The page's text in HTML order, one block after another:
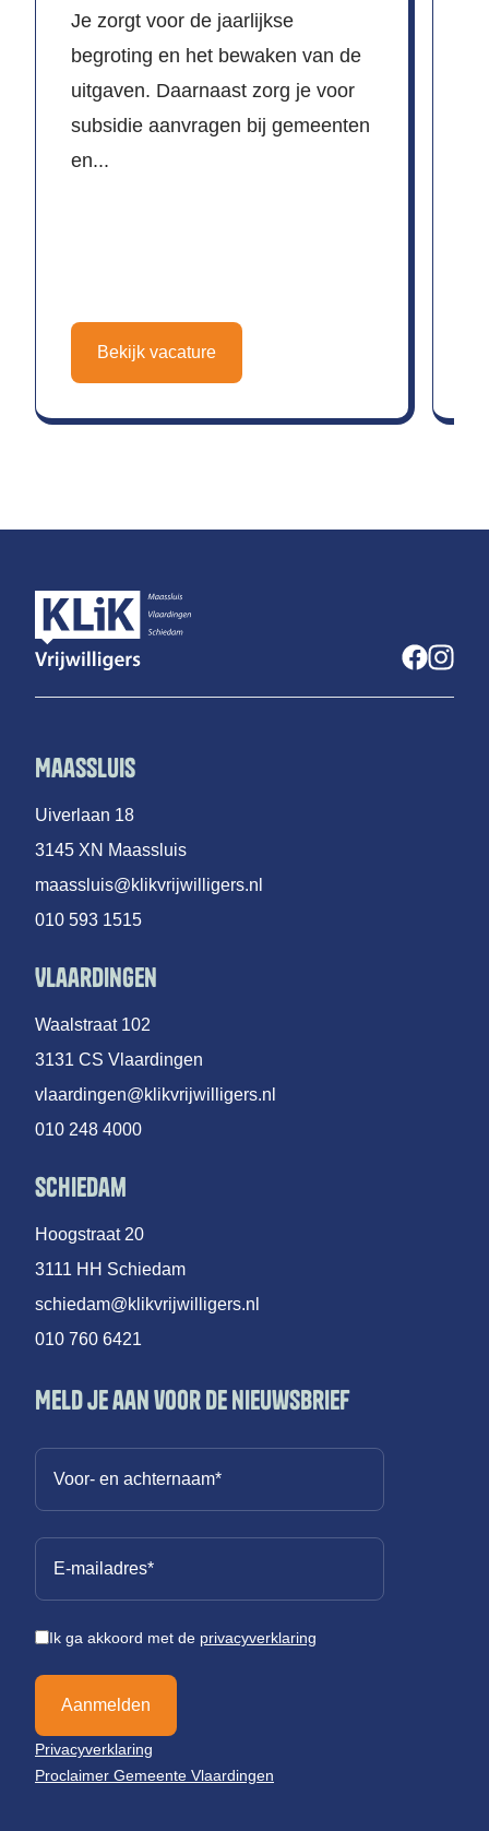
Je zorgt voor de jaarlijkse
begroting en het bewaken van de
uitgaven. Daarnaast zorg je voor
subsidie aanvragen bij gemeenten
en...
Bekijk vacature
Maassluis
Uiverlaan 18
3145 XN Maassluis
maassluis@klikvrijwilligers.nl
010 593 1515
Vlaardingen
Waalstraat 102
3131 CS Vlaardingen
vlaardingen@klikvrijwilligers.nl
010 248 4000
Schiedam
Hoogstraat 20
3111 HH Schiedam
schiedam@klikvrijwilligers.nl
010 760 6421
Meld je aan voor de nieuwsbrief
Ik ga akkoord met de privacyverklaring
Aanmelden
Privacyverklaring
Proclaimer Gemeente Vlaardingen